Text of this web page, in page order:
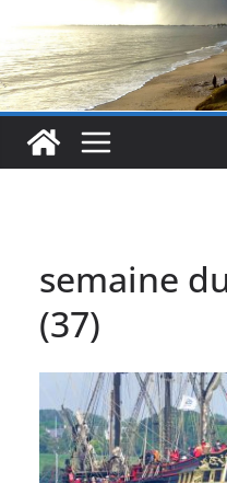
semaine
(37)